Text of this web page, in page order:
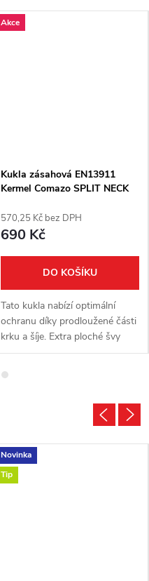
Akce
Kukla zásahová EN13911
Kermel Comazo SPLIT NECK
570,25 Kč bez DPH
690 Kč
DO KOŠÍKU
Tato kukla nabízí optimální
ochranu díky prodloužené části
krku a šíje. Extra ploché švy
pomáhají zabránit vzniku
ideální pohodlí při nošení....
Novinka
Tip